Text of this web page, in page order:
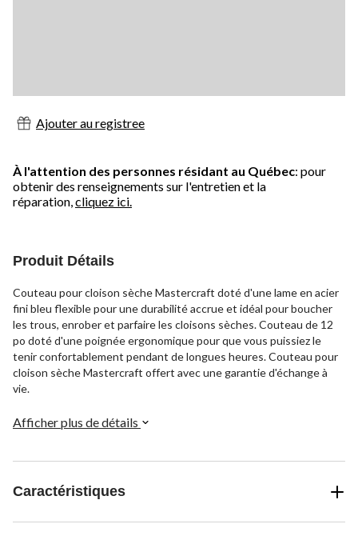
Ajouter au registree
À l'attention des personnes résidant au Québec: pour
obtenir des renseignements sur l'entretien et la
réparation,cliquez ici.
Produit Détails
Couteau pour cloison sèche Mastercraft doté d'une lame en acier
fini bleu flexible pour une durabilité accrue et idéal pour boucher
les trous, enrober et parfaire les cloisons sèches. Couteau de 12
po doté d'une poignée ergonomique pour que vous puissiez le
tenir confortablement pendant de longues heures. Couteau pour
cloison sèche Mastercraft offert avec une garantie d'échange à
vie.
Afficher plus de détails
Caractéristiques